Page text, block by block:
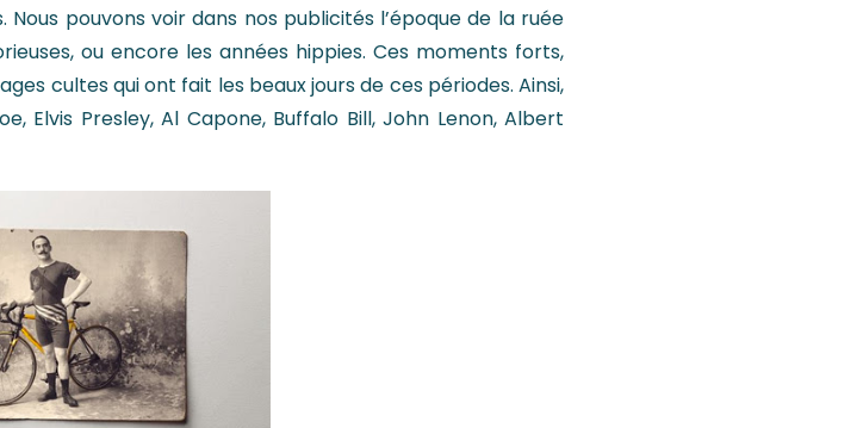
pouvons voir dans nos publicités l’époque de la ruée
ou encore les années hippies. Ces moments forts,
cultes qui ont fait les beaux jours de ces périodes. Ainsi,
Elvis Presley, Al Capone, Buffalo Bill, John Lenon, Albert